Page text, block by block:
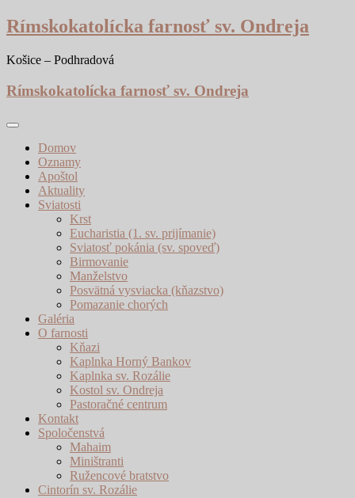
Skip
to
Rímskokatolícka farnosť sv. Ondreja
Košice – Podhradová
Rímskokatolícka farnosť sv. Ondreja
Domov
Oznamy
Apoštol
Aktuality
Sviatosti
Krst
Eucharistia (1. sv. prijímanie)
Sviatosť pokánia (sv. spoveď)
Birmovanie
Manželstvo
Posvätná vysviacka (kňazstvo)
Pomazanie chorých
Galéria
O farnosti
Kňazi
Kaplnka Horný Bankov
Kaplnka sv. Rozálie
Kostol sv. Ondreja
Pastoračné centrum
Kontakt
Spoločenstvá
Mahaim
Miništranti
Ružencové bratstvo
Cintorín sv. Rozálie